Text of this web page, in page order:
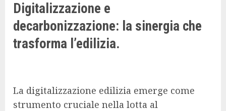
Digitalizzazione e
decarbonizzazione: la sinergia che
trasforma l’edilizia.
La digitalizzazione edilizia emerge come
strumento cruciale nella lotta al